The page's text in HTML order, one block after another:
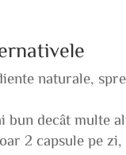
naturale,
decât multe
2 capsule pe